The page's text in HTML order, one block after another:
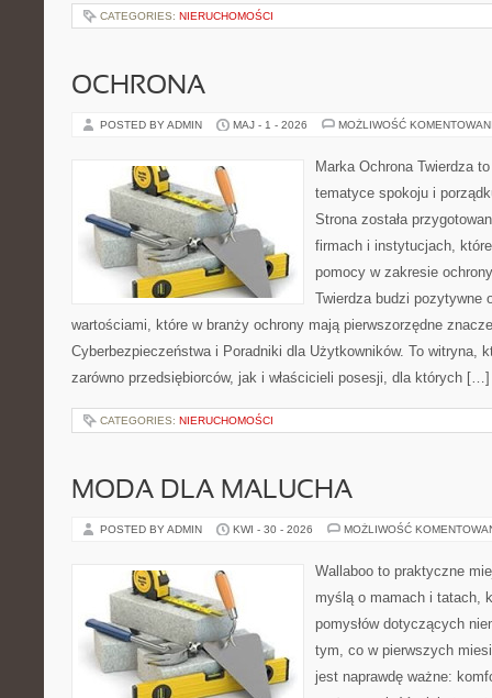
CATEGORIES: NIERUCHOMOŚCI
OCHRONA
POSTED BY ADMIN MAJ - 1 - 2026 MOŻLIWOŚĆ
Marka Ochrona Twierdza
tematyce spokoju i
Strona została
firmach i instytucjach,
pomocy w zakresie
Twierdza budzi pozytywne
wartościami, które w branży ochrony mają pierwszorzędne
Cyberbezpieczeństwa i Poradniki dla Użytkowników. To witryna,
zarówno przedsiębiorców, jak i właścicieli posesji, dla których […]
CATEGORIES: NIERUCHOMOŚCI
MODA DLA MALUCHA
POSTED BY ADMIN KWI - 30 - 2026 MOŻLIWOŚĆ
Wallaboo to praktyczne
myślą o mamach i tatach,
pomysłów dotyczących
tym, co w pierwszych
jest naprawdę ważne: